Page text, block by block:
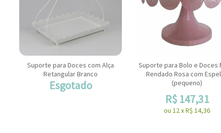
Suporte para Doces com Alça
Retangular Branco
Esgotado
Suporte para Bolo e Doces
Rendado Rosa com
(pequeno)
R$ 147,31
ou 12xR$ 14,36